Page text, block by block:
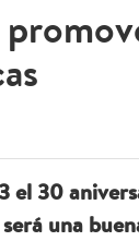
30
una